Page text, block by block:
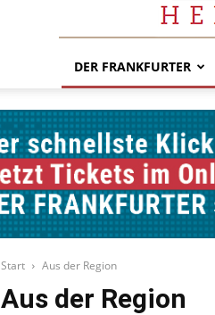
DER FRANKFURTER
Start Aus der Region
Aus der Region